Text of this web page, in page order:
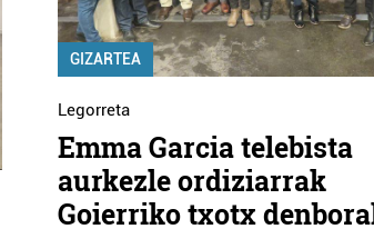
GIZARTEA
Legorreta
Emma Garcia telebista
aurkezle ordiziarrak
Goierriko txotx